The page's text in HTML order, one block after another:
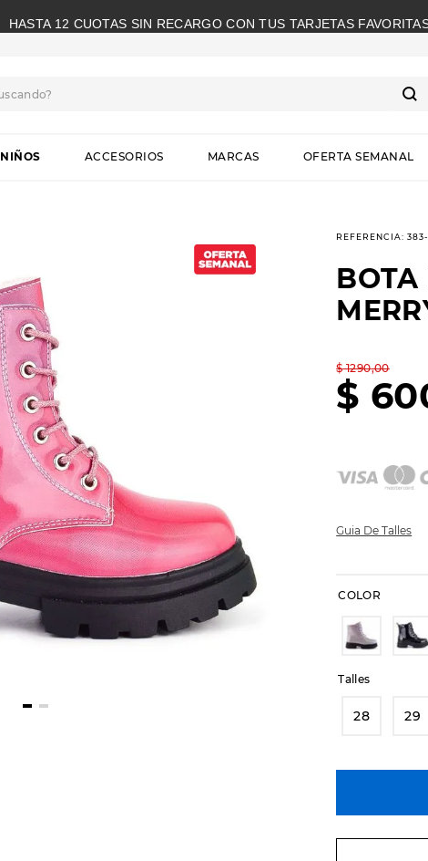
HASTA 12 CUOTAS SIN RECARGO CON TUS TARJETAS
NIÑOS ACCESORIOS MARCAS OFERTA SEMANAL
REFERENCIA:
BOTA
$ 1290,00
$
Guia De Talles
COLOR
Talles
28 29